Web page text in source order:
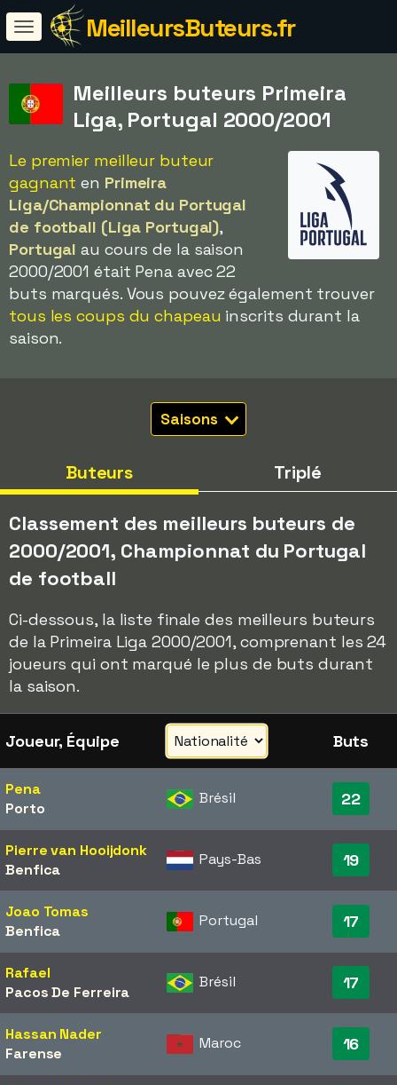
MeilleursButeurs.fr
Meilleurs buteurs Primeira
Liga, Portugal 2000/2001
Le premier meilleur buteur
gagnant en Primeira
Liga/Championnat du Portugal
de football (Liga Portugal),
Portugal au cours de la saison
2000/2001 était Pena avec 22
buts marqués. Vous pouvez également trouver
tous les coups du chapeau inscrits durant la
saison.
Saisons
Buteurs Triplé
Classement des meilleurs buteurs de
2000/2001, Championnat du Portugal
de football
Ci-dessous, la liste finale des meilleurs buteurs
de la Primeira Liga 2000/2001, comprenant les 24
joueurs qui ont marqué le plus de buts durant
la saison.
Joueur, Équipe Buts
Pena
Porto
Brésil 22
Pierre van Hooijdonk
Benfica
Pays-Bas 19
Joao Tomas
Benfica
Portugal 17
Rafael
Pacos De Ferreira
Brésil 17
Hassan Nader
Farense
Maroc 16